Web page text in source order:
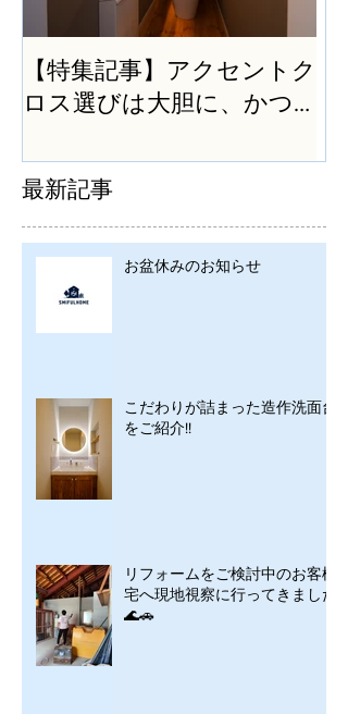
【特集記事】アクセントク
ロス選びは大胆に、かつ
最新記事
お盆休みのお知らせ
こだわりが詰まった造作洗面台
をご紹介!!
リフォームをご検討中のお客様
宅へ現地視察に行ってきました
🌊🚗